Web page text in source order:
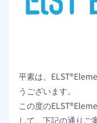
平素は、
うございます。
この度の
して、下記の通りご